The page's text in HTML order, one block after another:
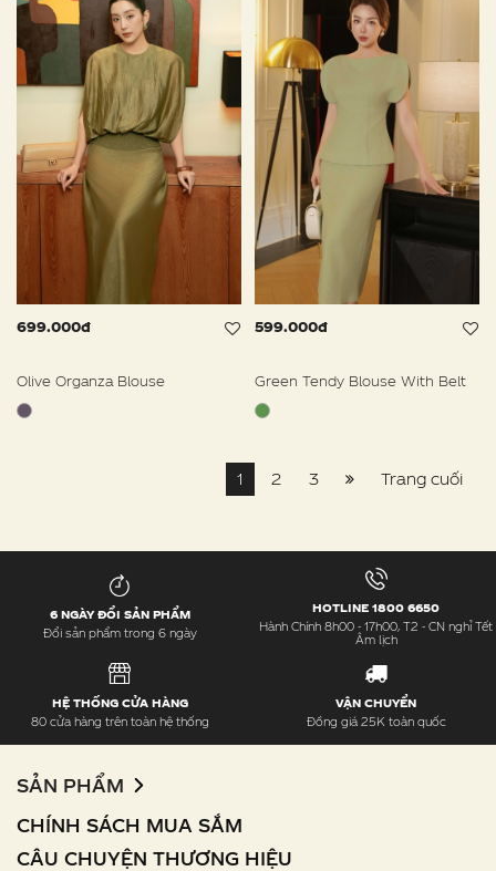
699.000đ
Olive Organza Blouse
599.000đ
Green Tendy Blouse With Belt
1 2 3 Trang cuối
6 NGÀY ĐỔI SẢN PHẨM
Đổi sản phẩm trong 6 ngày
HOTLINE 1800 6650
Hành Chính 8h00 - 17h00, T2 - CN nghỉ Tết
Âm lịch
HỆ THỐNG CỬA HÀNG
80 cửa hàng trên toàn hệ thống
VẬN CHUYỂN
Đồng giá 25K toàn quốc
SẢN PHẨM
CHÍNH SÁCH MUA SẮM
CÂU CHUYỆN THƯƠNG HIỆU